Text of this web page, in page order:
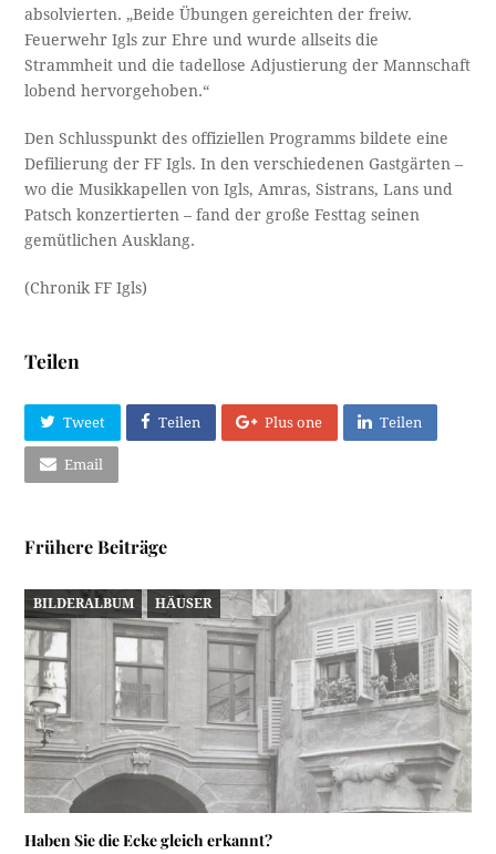
absolvierten. „Beide Übungen gereichten der freiw.
Feuerwehr Igls zur Ehre und wurde allseits die
Strammheit und die tadellose Adjustierung der Mannschaft
lobend hervorgehoben.“
Den Schlusspunkt des offiziellen Programms bildete eine
Defilierung der FF Igls. In den verschiedenen Gastgärten –
wo die Musikkapellen von Igls, Amras, Sistrans, Lans und
Patsch konzertierten – fand der große Festtag seinen
gemütlichen Ausklang.
(Chronik FF Igls)
Teilen
Tweet Teilen Plus one Teilen
Email
Frühere Beiträge
BILDERALBUM HÄUSER
Haben Sie die Ecke gleich erkannt?